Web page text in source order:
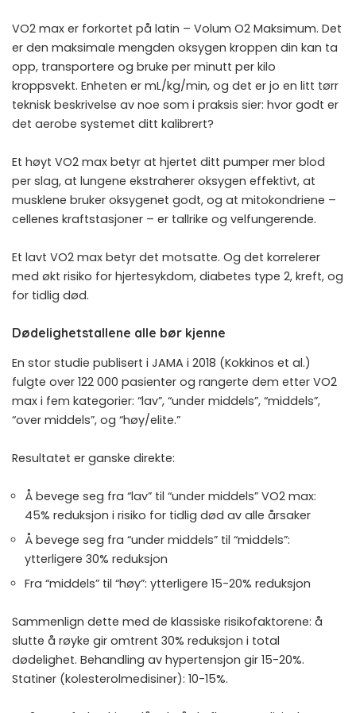
VO2 max er forkortet på latin – Volum O2 Maksimum. Det
er den maksimale mengden oksygen kroppen din kan ta
opp, transportere og bruke per minutt per kilo
kroppsvekt. Enheten er mL/kg/min, og det er jo en litt tørr
teknisk beskrivelse av noe som i praksis sier: hvor godt er
det aerobe systemet ditt kalibrert?
Et høyt VO2 max betyr at hjertet ditt pumper mer blod
per slag, at lungene ekstraherer oksygen effektivt, at
musklene bruker oksygenet godt, og at mitokondriene –
cellenes kraftstasjoner – er tallrike og velfungerende.
Et lavt VO2 max betyr det motsatte. Og det korrelerer
med økt risiko for hjertesykdom, diabetes type 2, kreft, og
for tidlig død.
Dødelighetstallene alle bør kjenne
En stor studie publisert i JAMA i 2018 (Kokkinos et al.)
fulgte over 122 000 pasienter og rangerte dem etter VO2
max i fem kategorier: “lav”, “under middels”, “middels”,
“over middels”, og “høy/elite.”
Resultatet er ganske direkte:
Å bevege seg fra “lav” til “under middels” VO2 max:
45% reduksjon i risiko for tidlig død av alle årsaker
Å bevege seg fra “under middels” til “middels”:
ytterligere 30% reduksjon
Fra “middels” til “høy”: ytterligere 15-20% reduksjon
Sammenlign dette med de klassiske risikofaktorene: å
slutte å røyke gir omtrent 30% reduksjon i total
dødelighet. Behandling av hypertensjon gir 15-20%.
Statiner (kolesterolmedisiner): 10-15%.